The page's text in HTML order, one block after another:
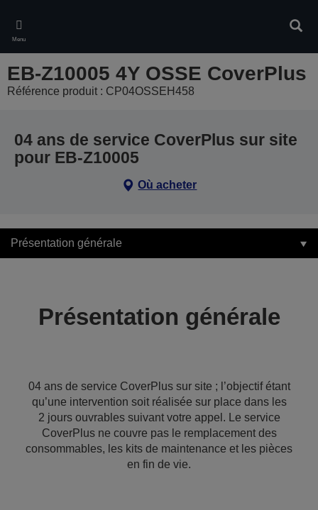
main
content
Menu
EB-Z10005 4Y OSSE CoverPlus
Référence produit : CP04OSSEH458
04 ans de service CoverPlus sur site
pour EB-Z10005
Où acheter
Présentation générale
Présentation générale
04 ans de service CoverPlus sur site ; l’objectif étant
qu’une intervention soit réalisée sur place dans les
2 jours ouvrables suivant votre appel. Le service
CoverPlus ne couvre pas le remplacement des
consommables, les kits de maintenance et les pièces
en fin de vie.